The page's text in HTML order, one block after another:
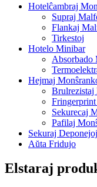
Hotelĉambraj
Supraj
Flankaj
Tirkestoj
Hotelo Minibar
Absorbado
Hejmaj
Brulrezistaj
Fringerprint
Sekurecaj
Pafilaj
Sekuraj Deponejoj
Aŭta Fridujo
Elstaraj